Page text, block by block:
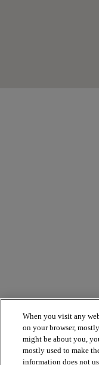
When you visit any
on your browser,
might be about you,
mostly used to make
information does not